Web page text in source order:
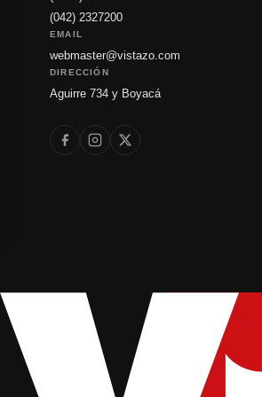
(042) 2327200
EMAIL
webmaster@vistazo.com
DIRECCIÓN
Aguirre 734 y Boyacá